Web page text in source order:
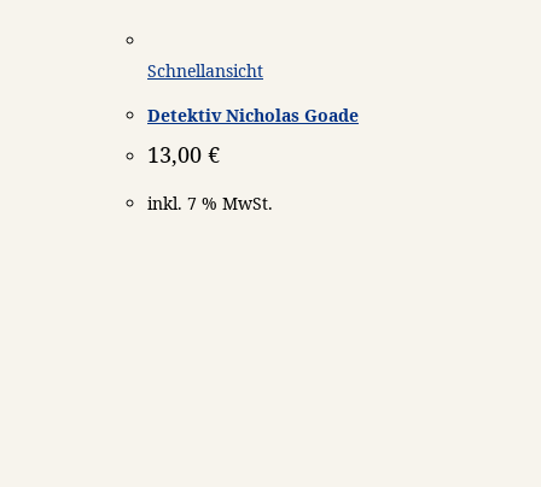
Schnellansicht
Detektiv Nicholas Goade
13,00 €
inkl. 7 % MwSt.